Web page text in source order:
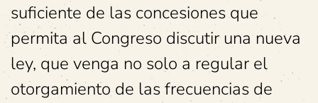
suficiente de las concesiones que
permita al Congreso discutir una nueva
ley, que venga no solo a regular el
otorgamiento de las frecuencias de